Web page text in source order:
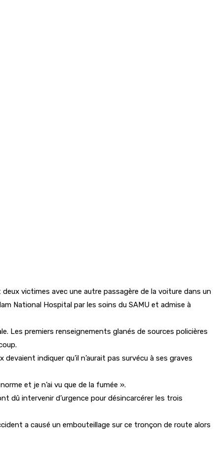
victimes avec une autre passagère de la voiture dans un
National Hospital par les soins du SAMU et admise à
Les premiers renseignements glanés de sources policières
indiquer qu’il n’aurait pas survécu à ses graves
et je n’ai vu que de la fumée ».
dû intervenir d’urgence pour désincarcérer les trois
a causé un embouteillage sur ce tronçon de route alors